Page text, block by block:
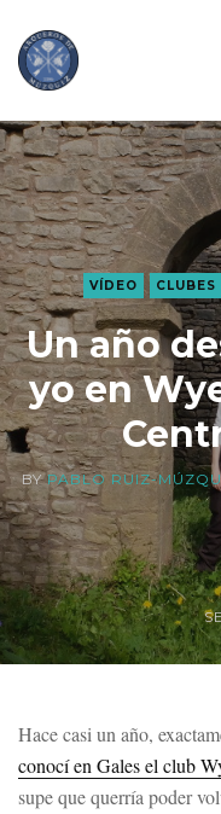
VÍDEO CLUBES
Un año
yo en
BYPABLO RUIZ-
Hace casi un año,
conocí en Gales el club
supe que querría poder